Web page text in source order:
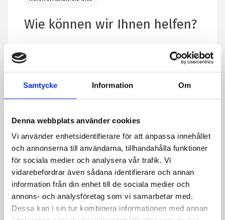
Samtycke Information Om
Denna webbplats använder cookies
Vi använder enhetsidentifierare för att anpassa innehållet
och annonserna till användarna, tillhandahålla funktioner
för sociala medier och analysera vår trafik. Vi
vidarebefordrar även sådana identifierare och annan
information från din enhet till de sociala medier och
annons- och analysföretag som vi samarbetar med.
Dessa kan i sin tur kombinera informationen med annan
Wie können wir Ihnen helfen?
Dieses Feld wird für Validierungszwecke
verwendet und bleibt unverändert.
Formular angezeigt wird.
E-Mail-Adresse des Verkäufers
Dieses Feld ist ausgeblendet, wenn das
Formular angezeigt wird.
Zitat bezieht sich auf: